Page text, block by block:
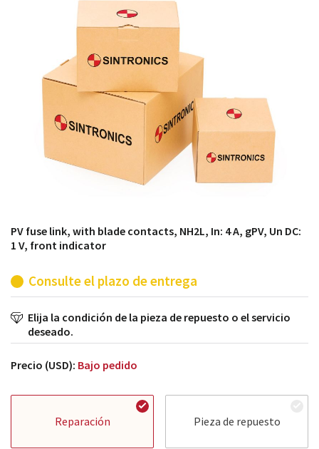
módulos antiguos a un alto nivel técnico o sustitución
de módulos descontinuados por módulos del propio
PV fuse link, with blade contacts, NH2L, In: 4 A, gPV, Un DC:
1 V, front indicator
Consulte el plazo de entrega
Elija la condición de la pieza de repuesto o el servicio
deseado.
Precio (USD): Bajo pedido
Reparación Pieza de repuesto